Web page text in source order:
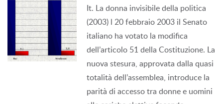
It. La donna invisibile della politica
(2003) l 20 febbraio 2003 il Senato
italiano ha votato la modifica
dell’articolo 51 della Costituzione. La
nuova stesura, approvata dalla quasi
totalità dell’assemblea, introduce la
parità di accesso tra donne e uomini